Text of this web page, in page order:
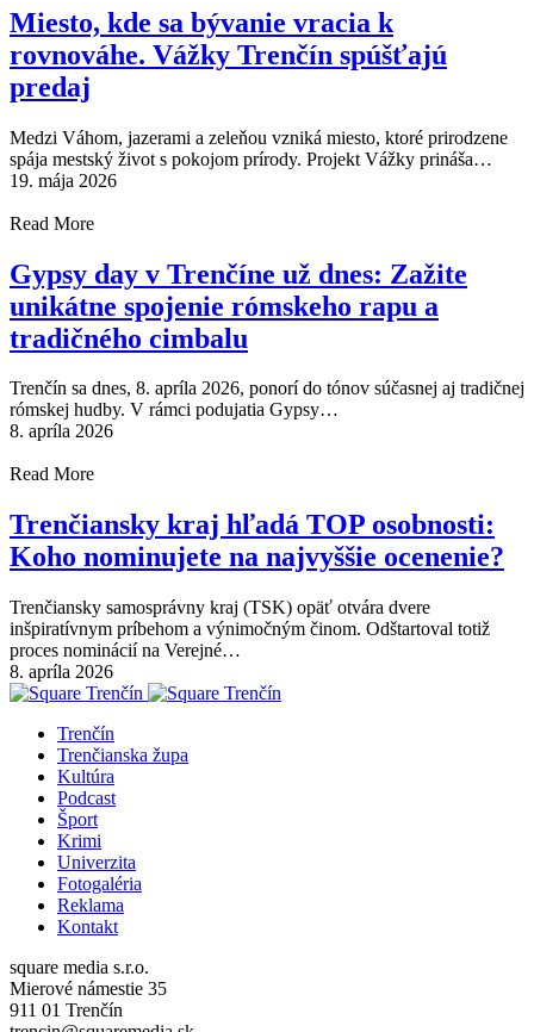
Miesto, kde sa bývanie vracia k
rovnováhe. Vážky Trenčín spúšťajú
predaj
Medzi Váhom, jazerami a zeleňou vzniká miesto, ktoré prirodzene
spája mestský život s pokojom prírody. Projekt Vážky prináša…
19. mája 2026
Read More
Gypsy day v Trenčíne už dnes: Zažite
unikátne spojenie rómskeho rapu a
tradičného cimbalu
Trenčín sa dnes, 8. apríla 2026, ponorí do tónov súčasnej aj tradičnej
rómskej hudby. V rámci podujatia Gypsy…
8. apríla 2026
Read More
Trenčiansky kraj hľadá TOP osobnosti:
Koho nominujete na najvyššie ocenenie?
Trenčiansky samosprávny kraj (TSK) opäť otvára dvere
inšpiratívnym príbehom a výnimočným činom. Odštartoval totiž
proces nominácií na Verejné…
8. apríla 2026
Trenčín
Trenčianska župa
Kultúra
Podcast
Šport
Krimi
Univerzita
Fotogaléria
Reklama
Kontakt
square media s.r.o.
Mierové námestie 35
911 01 Trenčín